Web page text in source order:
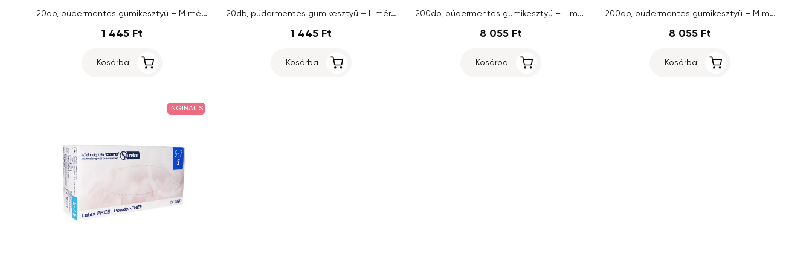
20db, púdermentes gumikesztyű – M méret
1 445 Ft
Kosárba
20db, púdermentes gumikesztyű – L méret
1 445 Ft
Kosárba
200db, púdermentes gumikesztyű – L méret
8 055 Ft
Kosárba
200db, púdermentes gumikesztyű – M méret
8 055 Ft
Kosárba
INGINAILS